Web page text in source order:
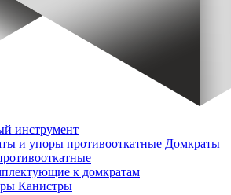
инструмент
Домкраты
к домкратам
Канистры